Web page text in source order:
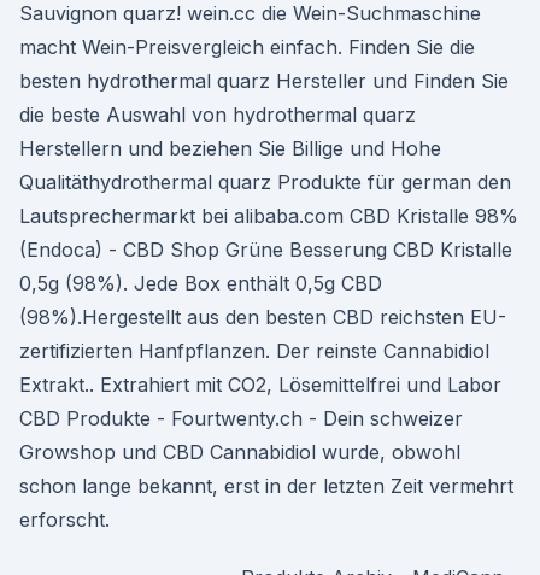
Sauvignon quarz! wein.cc die Wein-Suchmaschine
macht Wein-Preisvergleich einfach. Finden Sie die
besten hydrothermal quarz Hersteller und Finden Sie
die beste Auswahl von hydrothermal quarz
Herstellern und beziehen Sie Billige und Hohe
Qualitäthydrothermal quarz Produkte für german den
Lautsprechermarkt bei alibaba.com CBD Kristalle 98%
(Endoca) - CBD Shop Grüne Besserung CBD Kristalle
0,5g (98%). Jede Box enthält 0,5g CBD
(98%).Hergestellt aus den besten CBD reichsten EU-
zertifizierten Hanfpflanzen. Der reinste Cannabidiol
Extrakt.. Extrahiert mit CO2, Lösemittelfrei und Labor
CBD Produkte - Fourtwenty.ch - Dein schweizer
Growshop und CBD Cannabidiol wurde, obwohl
schon lange bekannt, erst in der letzten Zeit vermehrt
erforscht.